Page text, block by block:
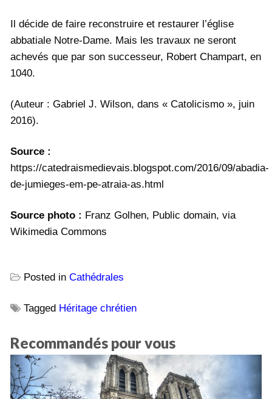
Il décide de faire reconstruire et restaurer l’église
abbatiale Notre-Dame. Mais les travaux ne seront
achevés que par son successeur, Robert Champart, en
1040.
(Auteur : Gabriel J. Wilson, dans « Catolicismo », juin
2016).
Source :
https://catedraismedievais.blogspot.com/2016/09/abadia-
de-jumieges-em-pe-atraia-as.html
Source photo : Franz Golhen, Public domain, via
Wikimedia Commons
Posted in Cathédrales
Tagged Héritage chrétien
Recommandés pour vous